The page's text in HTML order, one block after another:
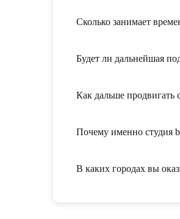
Сколько занимает
Будет ли дальнейшая
Как дальше продвигать
Почему именно студия
В каких городах вы